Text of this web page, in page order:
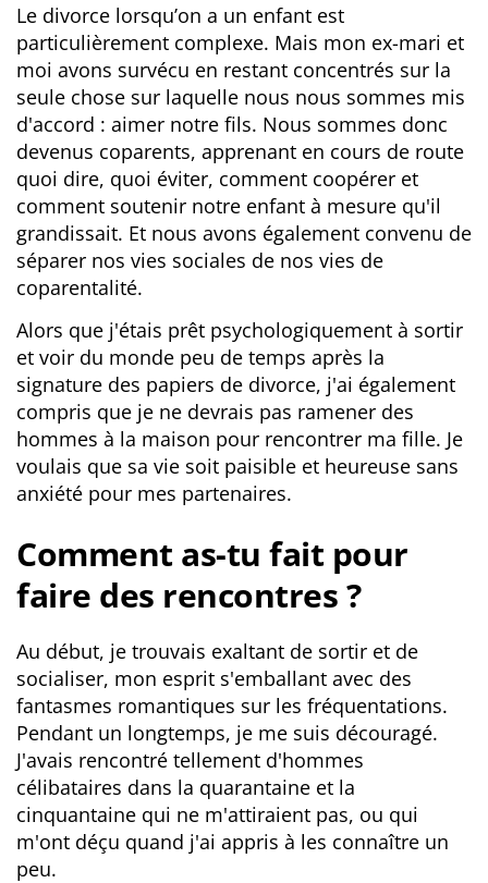
Le divorce lorsqu’on a un enfant est
particulièrement complexe. Mais mon ex-mari et
moi avons survécu en restant concentrés sur la
seule chose sur laquelle nous nous sommes mis
d'accord : aimer notre fils. Nous sommes donc
devenus coparents, apprenant en cours de route
quoi dire, quoi éviter, comment coopérer et
comment soutenir notre enfant à mesure qu'il
grandissait. Et nous avons également convenu de
séparer nos vies sociales de nos vies de
coparentalité.
Alors que j'étais prêt psychologiquement à sortir
et voir du monde peu de temps après la
signature des papiers de divorce, j'ai également
compris que je ne devrais pas ramener des
hommes à la maison pour rencontrer ma fille. Je
voulais que sa vie soit paisible et heureuse sans
anxiété pour mes partenaires.
Comment as-tu fait pour
faire des rencontres ?
Au début, je trouvais exaltant de sortir et de
socialiser, mon esprit s'emballant avec des
fantasmes romantiques sur les fréquentations.
Pendant un longtemps, je me suis découragé.
J'avais rencontré tellement d'hommes
célibataires dans la quarantaine et la
cinquantaine qui ne m'attiraient pas, ou qui
m'ont déçu quand j'ai appris à les connaître un
peu.